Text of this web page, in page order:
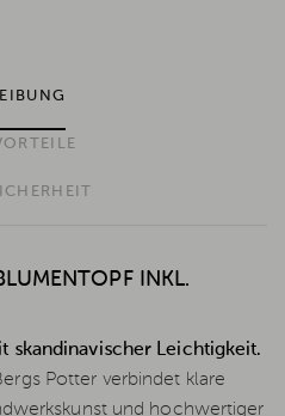
INKL.
skandinavischer Leichtigkeit.
Potter verbindet klare
und hochwertiger